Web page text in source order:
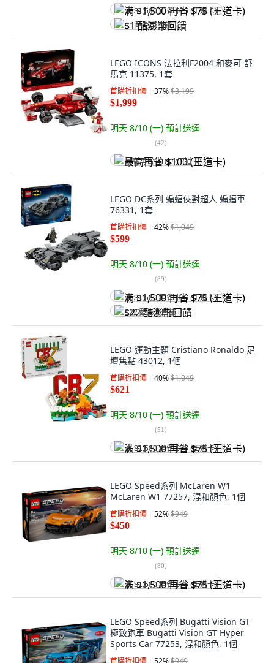
满 $1,500 再省 $75 (王道卡)
$1 酷澎幣回饋
LEGO ICONS 法拉利F2004 和麥可 舒
馬克 11375, 1套
首購折扣價 37%$3,199
$1,999
明天 8/10 (一) 預計送達
(42)
最高再省 $100 (王道卡)
LEGO DC系列 蝙蝠俠對超人 蝙蝠車
76331, 1套
首購折扣價 42%$1,049
$599
明天 8/10 (一) 預計送達
(89)
满 $1,500 再省 $75 (王道卡)
$22 酷澎幣回饋
LEGO 運動主題 Cristiano Ronaldo 足
壇焦點 43012, 1個
首購折扣價 40%$1,049
$621
明天 8/10 (一) 預計送達
(51)
满 $1,500 再省 $75 (王道卡)
LEGO Speed系列 McLaren W1
McLaren W1 77257, 混和顏色, 1個
首購折扣價 52%$949
$450
明天 8/10 (一) 預計送達
(80)
满 $1,500 再省 $75 (王道卡)
LEGO Speed系列 Bugatti Vision GT
極致跑車 Bugatti Vision GT Hyper
Sports Car 77253, 混和顏色, 1個
首購折扣價 52%$949